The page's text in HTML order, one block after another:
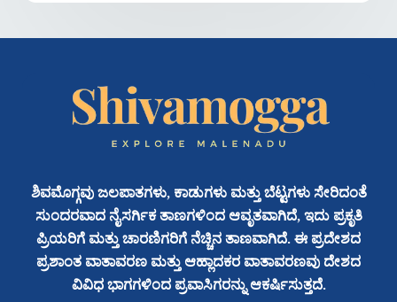
ಶಿವಮೊಗ್ಗವು ಜಲಪಾತಗಳು, ಕಾಡುಗಳು ಮತ್ತು ಬೆಟ್ಟಗಳು ಸೇರಿದಂತೆ
ಸುಂದರವಾದ ನೈಸರ್ಗಿಕ ತಾಣಗಳಿಂದ ಆವೃತವಾಗಿದೆ, ಇದು ಪ್ರಕೃತಿ
ಪ್ರಿಯರಿಗೆ ಮತ್ತು ಚಾರಣಿಗರಿಗೆ ನೆಚ್ಚಿನ ತಾಣವಾಗಿದೆ. ಈ ಪ್ರದೇಶದ
ಪ್ರಶಾಂತ ವಾತಾವರಣ ಮತ್ತು ಆಹ್ಲಾದಕರ ವಾತಾವರಣವು ದೇಶದ
ವಿವಿಧ ಭಾಗಗಳಿಂದ ಪ್ರವಾಸಿಗರನ್ನು ಆಕರ್ಷಿಸುತ್ತದೆ.